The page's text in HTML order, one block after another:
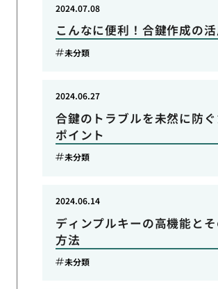
こんなに便利！合鍵作成の
2024.07.08
未分類
合鍵のトラブルを未然に防
ポイント
2024.06.27
未分類
ディンプルキーの高機能と
方法
2024.06.14
未分類